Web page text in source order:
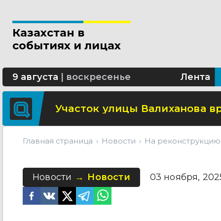
Казахстан в
событиях и лицах
9 августа воскресенье Лента
Минтранспорта утвердило
СОР и СОЧ планируют
Участок улицы Валиханова
Главная страница Новости На
Новости Новости 03 ноября,